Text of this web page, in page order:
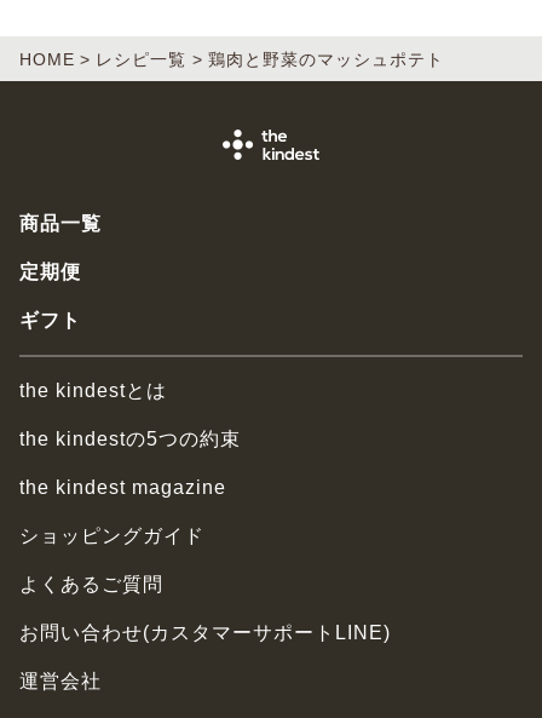
HOME レシピ一覧 鶏肉と野菜のマッシュポテト
商品一覧
定期便
ギフト
the kindestとは
the kindestの5つの約束
the kindest magazine
ショッピングガイド
よくあるご質問
お問い合わせ(カスタマーサポートLINE)
運営会社